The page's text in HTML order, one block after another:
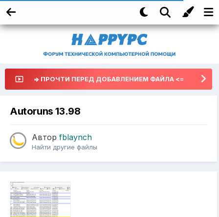
=> ПРОЧТИ ПЕРЕД ДОБАВЛЕНИЕМ ФАЙЛА <=
Autoruns 13.98
Автор fblaynch
Найти другие файлы